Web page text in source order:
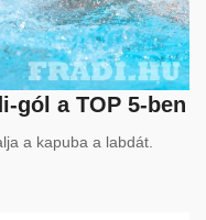
gól a TOP 5-ben
a kapuba a labdát.